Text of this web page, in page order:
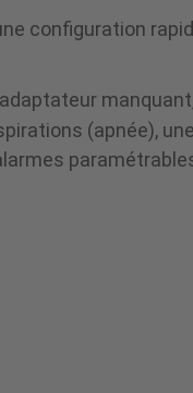
configuration
(apnée),